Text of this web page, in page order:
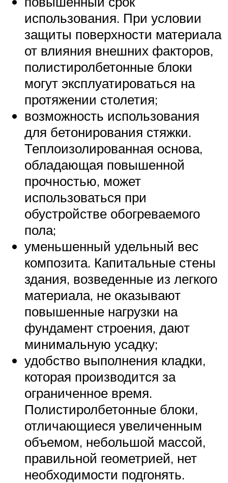
использования. При условии
защиты поверхности материала
от влияния внешних факторов,
полистиролбетонные блоки
могут эксплуатироваться на
протяжении столетия;
возможность использования
для бетонирования стяжки.
Теплоизолированная основа,
обладающая повышенной
прочностью, может
использоваться при
обустройстве обогреваемого
пола;
уменьшенный удельный вес
композита. Капитальные стены
здания, возведенные из легкого
материала, не оказывают
повышенные нагрузки на
фундамент строения, дают
минимальную усадку;
удобство выполнения кладки,
которая производится за
ограниченное время.
Полистиролбетонные блоки,
отличающиеся увеличенным
объемом, небольшой массой,
правильной геометрией, нет
необходимости подгонять.